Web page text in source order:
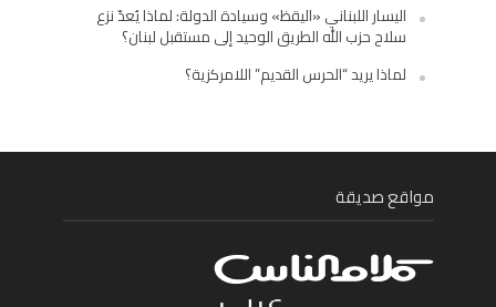
اليسار اللبناني «اليقظ» وسيادة الدولة: لماذا يُعدّ نزع
سلاح حزب الله الطريق الوحيد إلى مستقبل لبنان؟
لماذا يريد “الحرس القديم” اللامركزية؟
مواقع صديقة